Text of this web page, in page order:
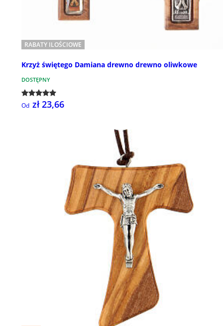
RABATY ILOŚCIOWE
Krzyż świętego Damiana drewno drewno oliwkowe
DOSTĘPNY
Od zł 23,66